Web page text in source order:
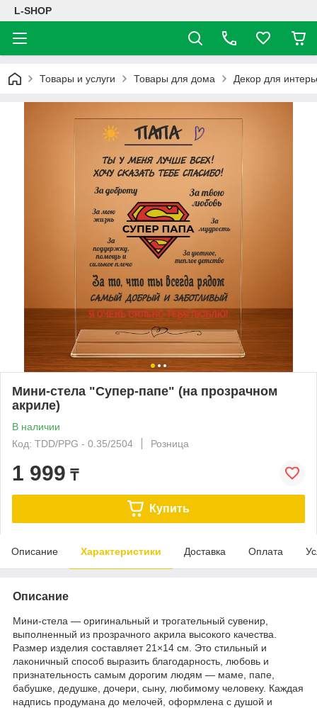
L-SHOP
Товары и услуги Товары для дома Декор для
Мини-стела "Супер-папе" (на прозрачном
акриле)
В наличии
Код: TDD/PPG - 0.35/2504
Розница
1 999 ₸
Купить
Описание Характеристики Доставка Оплата
Описание
Мини-стела — оригинальный и трогательный сувенир,
выполненный из прозрачного акрила высокого качества.
Размер изделия составляет 21×14 см. Это стильный и
лаконичный способ выразить благодарность, любовь и
признательность самым дорогим людям — маме, папе,
бабушке, дедушке, дочери, сыну, любимому человеку. Каждая
надпись продумана до мелочей, оформлена с душой и